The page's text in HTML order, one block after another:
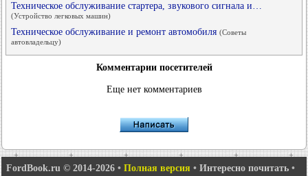
Техническое обслуживание стартера, звукового сигнала и…
(Устройство легковых машин)
Техническое обслуживание и ремонт автомобиля (Советы
автовладельцу)
Комментарии посетителей
Еще нет комментариев
FordBook.ru © 2014-2026 • Полная версия • Интересно почитать •